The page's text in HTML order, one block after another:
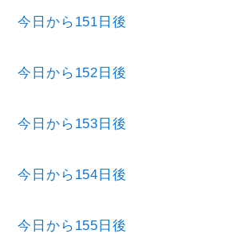
今日から151日後
今日から152日後
今日から153日後
今日から154日後
今日から155日後